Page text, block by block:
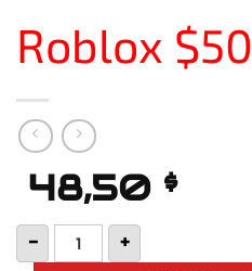
Roblox $50
48,50 $
-
Roblox $50 cantidad
+